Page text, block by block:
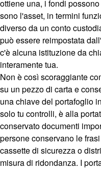
ottiene una, i fondi
sono l'asset, in termini
diverso da un conto
può essere reimpostata
c'è alcuna istituzione da
interamente tua.
Non è così scoraggiante
su un pezzo di carta e
una chiave del portafoglio
solo tu controlli, è alla
conservato documenti
persone conservano le
cassette di sicurezza o
misura di ridondanza. I